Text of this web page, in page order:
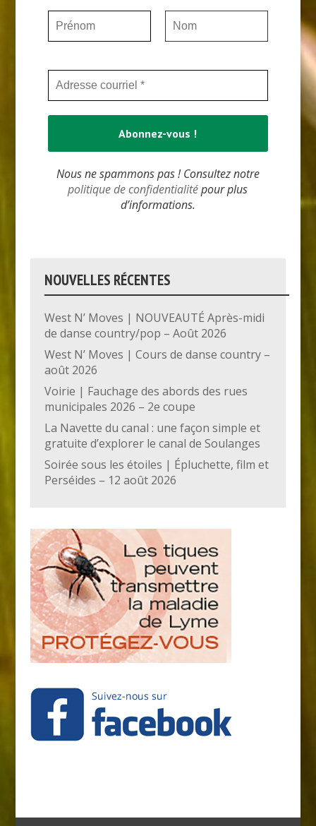
Nous ne spammons pas ! Consultez notre
politique de confidentialitépour plus
d’informations.
NOUVELLES RÉCENTES
West N’ Moves | NOUVEAUTÉ Après-midi
de danse country/pop – Août 2026
West N’ Moves | Cours de danse country –
août 2026
Voirie | Fauchage des abords des rues
municipales 2026 – 2e coupe
La Navette du canal : une façon simple et
gratuite d’explorer le canal de Soulanges
Soirée sous les étoiles | Épluchette, film et
Perséides – 12 août 2026